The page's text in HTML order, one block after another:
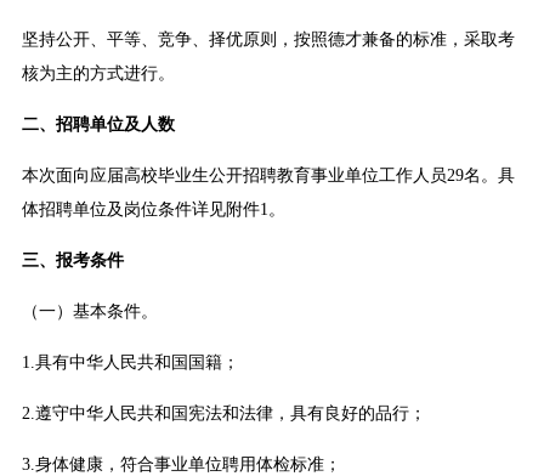
坚持公开、平等、竞争、择优原则，按照德才兼备的标准，采取考
核为主的方式进行。
二、招聘单位及人数
本次面向应届高校毕业生公开招聘教育事业单位工作人员29名。具
体招聘单位及岗位条件详见附件1。
三、报考条件
（一）基本条件。
1.具有中华人民共和国国籍；
2.遵守中华人民共和国宪法和法律，具有良好的品行；
3.身体健康，符合事业单位聘用体检标准；